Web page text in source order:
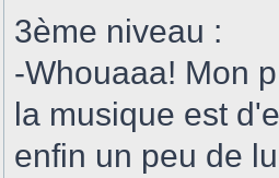
3ème niveau :
-Whouaaa! Mon
la musique est
enfin un peu de